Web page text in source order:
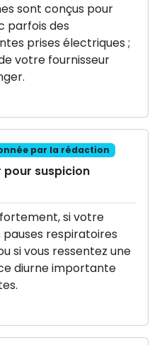
sont conçus pour
parfois des
prises électriques ;
votre fournisseur
par la rédaction
suspicion
si votre
respiratoires
si vous ressentez une
diurne importante